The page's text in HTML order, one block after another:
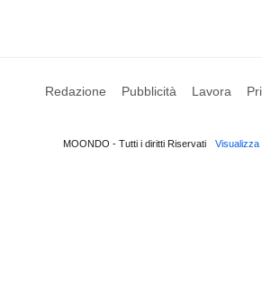
Redazione Pubblicità Lavora
MOONDO - Tutti i diritti Riservati Visualizza